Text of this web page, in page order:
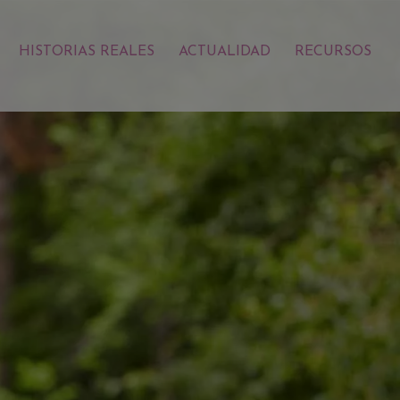
HISTORIAS REALES ACTUALIDAD RECURSOS